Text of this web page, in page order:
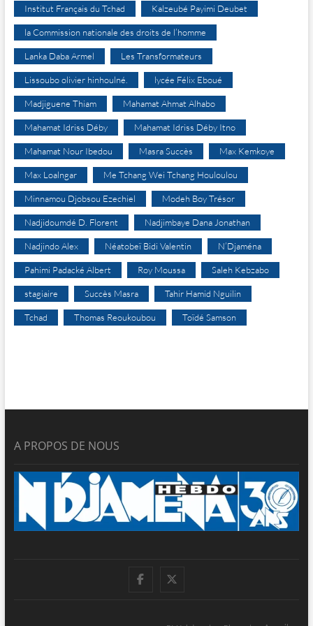
Institut Français du Tchad Kalzeubé Payimi Deubet
la Commission nationale des droits de l’homme
Lanka Daba Armel Les Transformateurs
Lissoubo olivier hinhoulné. lycée Félix Eboué
Madjiguene Thiam Mahamat Ahmat Alhabo
Mahamat Idriss Déby Mahamat Idriss Déby Itno
Mahamat Nour Ibedou Masra Succès Max Kemkoye
Max Loalngar Me Tchang Wei Tchang Houloulou
Minnamou Djobsou Ezechiel Modeh Boy Trésor
Nadjidoumdé D. Florent Nadjimbaye Dana Jonathan
Nadjindo Alex Néatobeï Bidi Valentin N’Djaména
Pahimi Padacké Albert Roy Moussa Saleh Kebzabo
stagiaire Succès Masra Tahir Hamid Nguilin
Tchad Thomas Reoukoubou Toïdé Samson
A PROPOS DE NOUS
facebook